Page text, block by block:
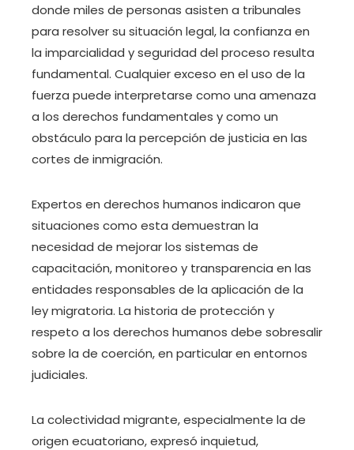
donde miles de personas asisten a tribunales
para resolver su situación legal, la confianza en
la imparcialidad y seguridad del proceso resulta
fundamental. Cualquier exceso en el uso de la
fuerza puede interpretarse como una amenaza
a los derechos fundamentales y como un
obstáculo para la percepción de justicia en las
cortes de inmigración.
Expertos en derechos humanos indicaron que
situaciones como esta demuestran la
necesidad de mejorar los sistemas de
capacitación, monitoreo y transparencia en las
entidades responsables de la aplicación de la
ley migratoria. La historia de protección y
respeto a los derechos humanos debe sobresalir
sobre la de coerción, en particular en entornos
judiciales.
La colectividad migrante, especialmente la de
origen ecuatoriano, expresó inquietud,